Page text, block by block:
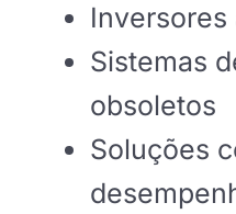
Inversores
Sistemas
obsoletos
Soluções